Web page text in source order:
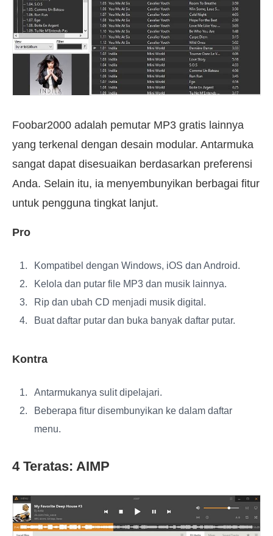
Foobar2000 adalah pemutar MP3 gratis lainnya
yang terkenal dengan desain modular. Antarmuka
sangat dapat disesuaikan berdasarkan preferensi
Anda. Selain itu, ia menyembunyikan berbagai fitur
untuk pengguna tingkat lanjut.
Pro
Kompatibel dengan Windows, iOS dan Android.
Kelola dan putar file MP3 dan musik lainnya.
Rip dan ubah CD menjadi musik digital.
Buat daftar putar dan buka banyak daftar putar.
Kontra
Antarmukanya sulit dipelajari.
Beberapa fitur disembunyikan ke dalam daftar
menu.
4 Teratas: AIMP